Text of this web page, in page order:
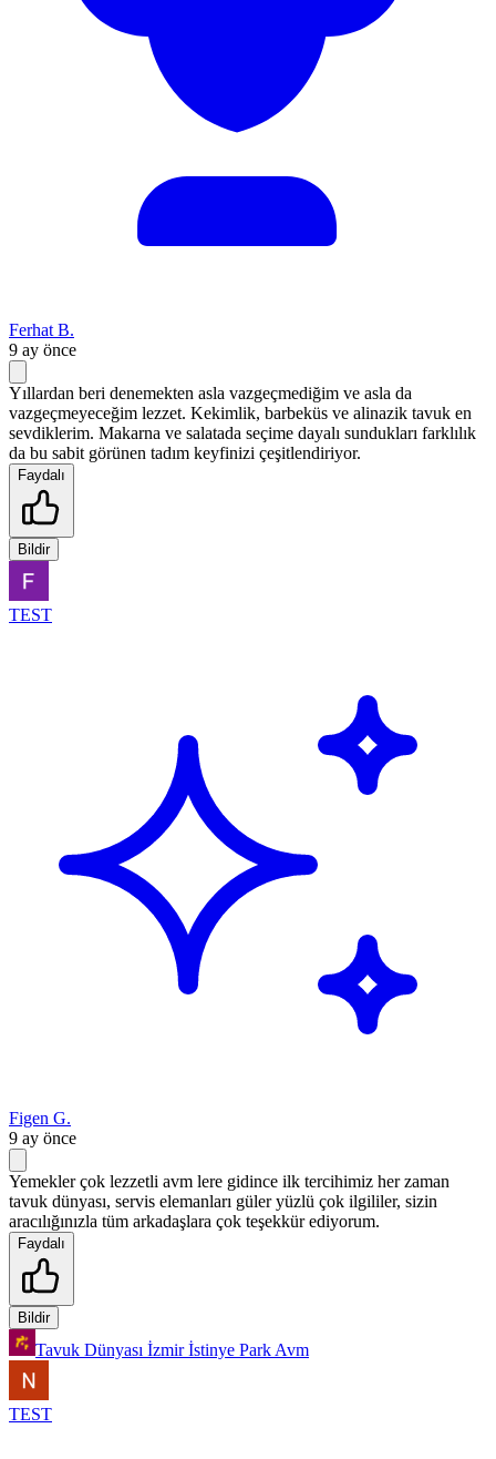
Ferhat B.
9 ay önce
Yıllardan beri denemekten asla vazgeçmediğim ve asla da
vazgeçmeyeceğim lezzet. Kekimlik, barbeküs ve alinazik tavuk en
sevdiklerim. Makarna ve salatada seçime dayalı sundukları farklılık
da bu sabit görünen tadım keyfinizi çeşitlendiriyor.
Faydalı
Bildir
TEST
Figen G.
9 ay önce
Yemekler çok lezzetli avm lere gidince ilk tercihimiz her zaman
tavuk dünyası, servis elemanları güler yüzlü çok ilgililer, sizin
aracılığınızla tüm arkadaşlara çok teşekkür ediyorum.
Faydalı
Bildir
Tavuk Dünyası İzmir İstinye Park Avm
TEST